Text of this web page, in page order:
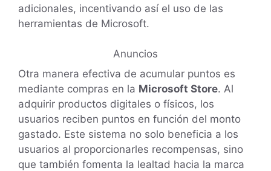
adicionales, incentivando así el uso de las
herramientas de Microsoft.
Anuncios
Otra manera efectiva de acumular puntos es
mediante compras en la Microsoft Store. Al
adquirir productos digitales o físicos, los
usuarios reciben puntos en función del monto
gastado. Este sistema no solo beneficia a los
usuarios al proporcionarles recompensas, sino
que también fomenta la lealtad hacia la marca